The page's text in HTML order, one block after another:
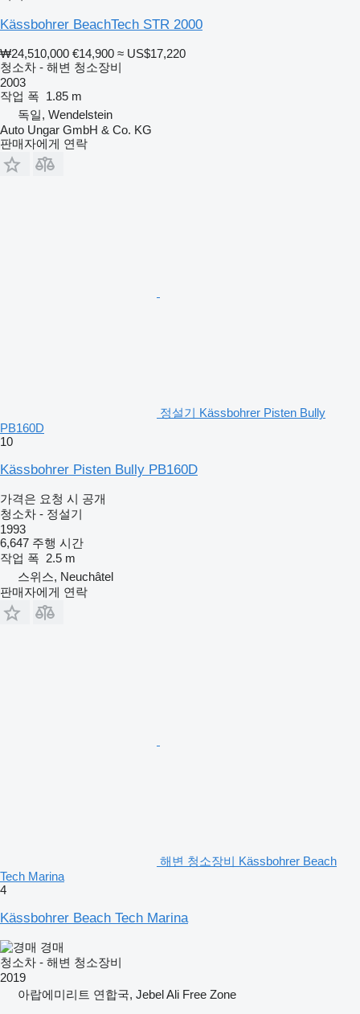
Kässbohrer BeachTech STR 2000
₩24,510,000 €14,900 ≈ US$17,220
청소차 - 해변 청소장비
2003
작업 폭 1.85 m
독일, Wendelstein
Auto Ungar GmbH & Co. KG
판매자에게 연락
정설기 Kässbohrer Pisten Bully
PB160D
10
Kässbohrer Pisten Bully PB160D
가격은 요청 시 공개
청소차 - 정설기
1993
6,647 주행 시간
작업 폭 2.5 m
스위스, Neuchâtel
판매자에게 연락
해변 청소장비 Kässbohrer Beach
Tech Marina
4
Kässbohrer Beach Tech Marina
경매
청소차 - 해변 청소장비
2019
아랍에미리트 연합국, Jebel Ali Free Zone